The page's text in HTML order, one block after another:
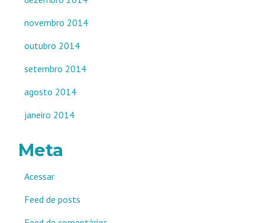
novembro 2014
outubro 2014
setembro 2014
agosto 2014
janeiro 2014
Meta
Acessar
Feed de posts